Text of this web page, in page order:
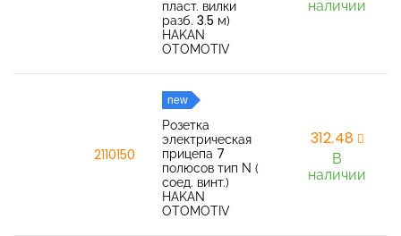
пласт. вилки
разб. 3.5 м)
HAKAN
OTOMOTIV
наличии
2110150
new
Розетка
электрическая
прицепа 7
полюсов тип N (
соед. винт.)
HAKAN
OTOMOTIV
312,48
В
наличии